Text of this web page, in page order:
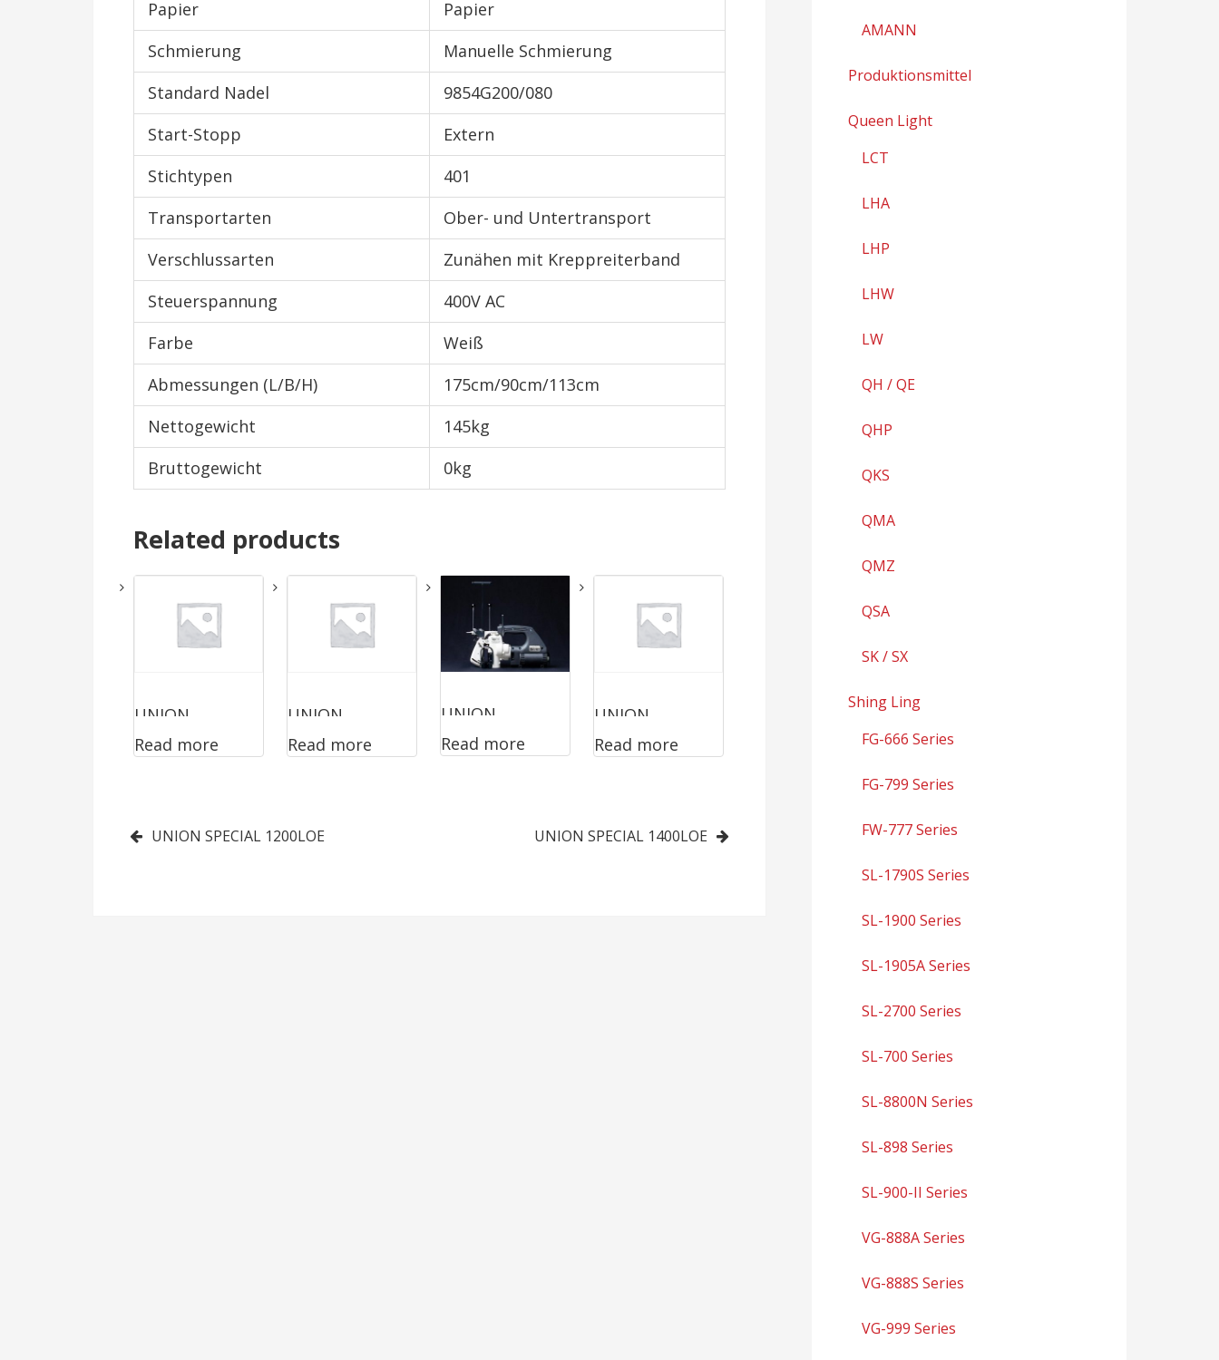
Papier
Papier
Schmierung
Manuelle Schmierung
Standard Nadel
9854G200/080
Start-Stopp
Extern
Stichtypen
401
Transportarten
Ober- und Untertransport
Verschlussarten
Zunähen mit Kreppreiterband
Steuerspannung
400V AC
Farbe
Weiß
Abmessungen (L/B/H)
175cm/90cm/113cm
Nettogewicht
145kg
Bruttogewicht
0kg
Related products
UNION
SPECIAL
Read more
UNION
SPECIAL
Read more
UNION
SPECIAL 2200A
Read more
UNION
SPECIAL
Read more
Post
UNION SPECIAL 1200LOE UNION SPECIAL 1400LOE
AMANN
Produktionsmittel
Queen Light
LCT
LHA
LHP
LHW
LW
QH / QE
QHP
QKS
QMA
QMZ
QSA
SK / SX
Shing Ling
FG-666 Series
FG-799 Series
FW-777 Series
SL-1790S Series
SL-1900 Series
SL-1905A Series
SL-2700 Series
SL-700 Series
SL-8800N Series
SL-898 Series
SL-900-II Series
VG-888A Series
VG-888S Series
VG-999 Series